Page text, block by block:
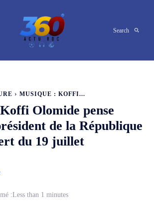
Search
MUSIQUE : KOFFI...
Olomide pense
de la République
du 19 juillet
:Less than 1 minutes